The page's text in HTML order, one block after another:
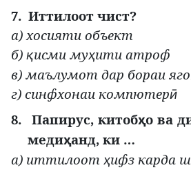
7. Иттилоот чист?
а) хосияти объект
б) қисми муҳити атроф
в) маълумот дар бораи
г) синфхонаи компютерӣ
8. Папирус, китобҳо ва
медиҳанд, ки …
а) иттилоот ҳифз карда